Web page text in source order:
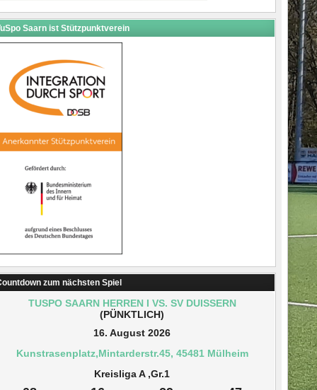
Saarn ist Stützpunktverein
zum nächsten Spiel
TUSPO SAARN HERREN I VS. SV DUISSERN
(PÜNKTLICH)
16. August 2026
Kunstrasenplatz,Mintarderstr.45, 45481 Mülheim
Kreisliga A ,Gr.1